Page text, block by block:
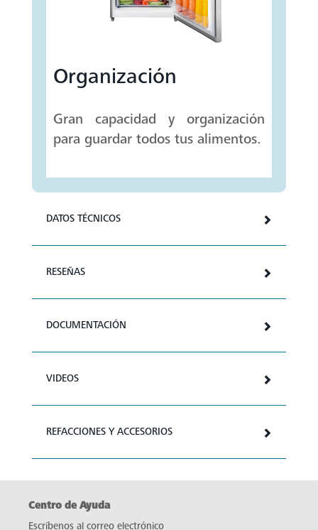
Organización
Gran capacidad y organización
para guardar todos tus alimentos.
DATOS TÉCNICOS
RESEÑAS
DOCUMENTACIÓN
VIDEOS
REFACCIONES Y ACCESORIOS
Centro de Ayuda
Escríbenos al correo electrónico